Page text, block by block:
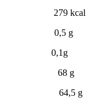
kcal
g
0,1g
68 g
64,5 g